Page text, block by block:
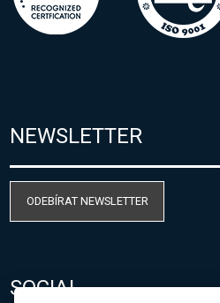
NEWSLETTER
ODEBÍRAT NEWSLETTER
SOCIAL